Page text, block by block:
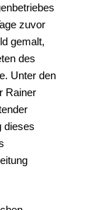
zuvor
gemalt,
des
Unter den
Rainer
dieses